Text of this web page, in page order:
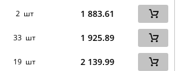
2 шт 1 883.61
33 шт 1 925.89
19 шт 2 139.99